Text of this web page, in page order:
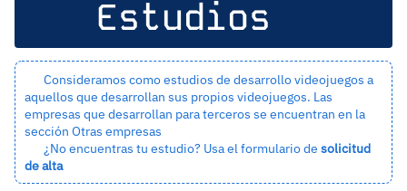
Estudios
Consideramos como estudios de desarrollo videojuegos a
aquellos que desarrollan sus propios videojuegos. Las
empresas que desarrollan para terceros se encuentran en la
sección Otras empresas
¿No encuentras tu estudio? Usa el formulario de solicitud
de alta